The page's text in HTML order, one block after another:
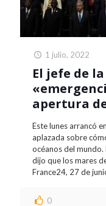
1 julio, 2022
El jefe de
apertura
Este lunes arrancó
aplazada sobre
océanos del
dijo que los mares
France24, 27 de
0